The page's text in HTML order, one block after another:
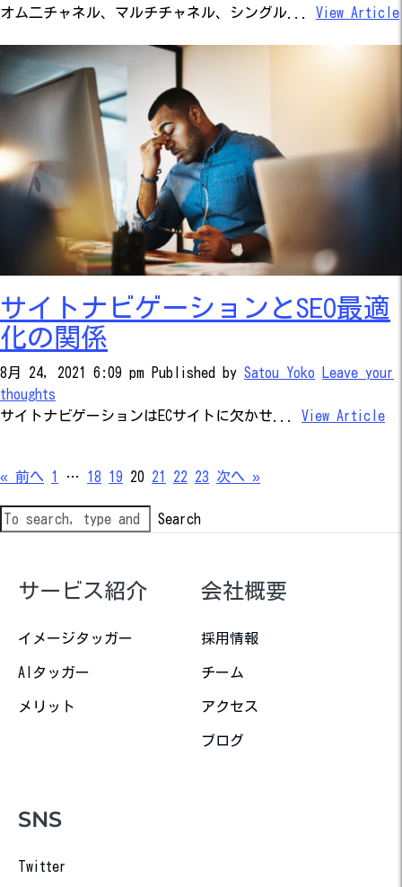
オム二チャネル、マルチチャネル、シングル... View Article
サイトナビゲーションとSEO最適
化の関係
8月 24, 2021 6:09 pm Published by Satou Yoko
Leave your
thoughts
サイトナビゲーションはECサイトに欠かせ... View Article
« 前へ 1 … 18 19 20 21 22 23 次へ »
Search
サービス紹介
イメージタッガー
AIタッガー
メリット
会社概要
採用情報
チーム
アクセス
ブログ
SNS
Twitter